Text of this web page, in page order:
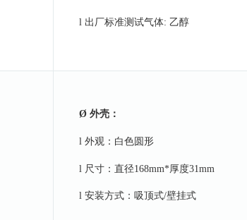
l 出厂标准测试气体: 乙醇
Ø 外壳：
l 外观：白色圆形
l 尺寸：直径168mm*厚度31mm
l 安装方式：吸顶式/壁挂式